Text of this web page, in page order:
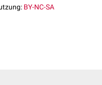
BY-NC-SA